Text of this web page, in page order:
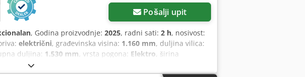
Pošalji upit
, Godina proizvodnje: 2025, radni sati: 2 h, nosivost:
električni, građevinska visina: 1.160 mm, duljina vilica:
duljina: 1.530 mm, vrsta pogona: Elektro, širina
Dedpezrildsfx Agkjck Težina tereta: 600 kg Širina vilice:
stanje: Novo Prednje gume, tip: Vulkollan Stanje